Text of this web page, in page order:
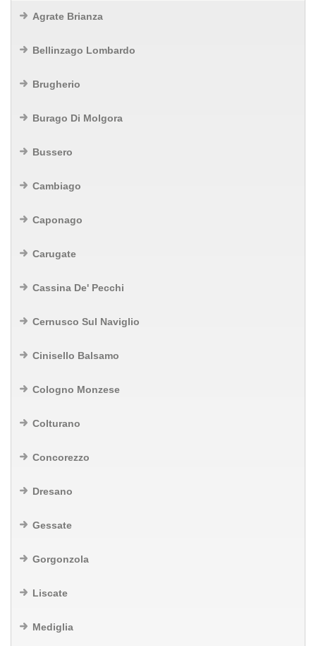
Agrate Brianza
Bellinzago Lombardo
Brugherio
Burago Di Molgora
Bussero
Cambiago
Caponago
Carugate
Cassina De' Pecchi
Cernusco Sul Naviglio
Cinisello Balsamo
Cologno Monzese
Colturano
Concorezzo
Dresano
Gessate
Gorgonzola
Liscate
Mediglia